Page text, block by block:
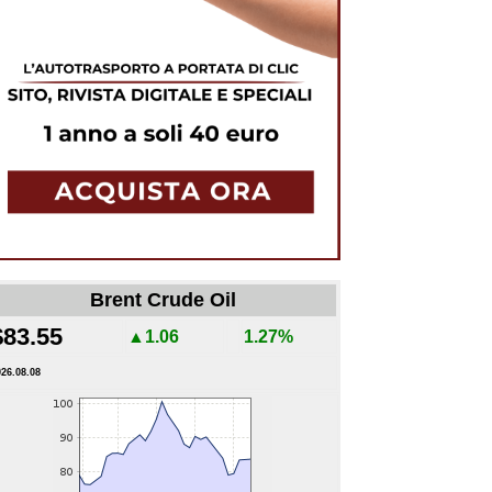
Brent Crude Oil
▲1.06 1.27%